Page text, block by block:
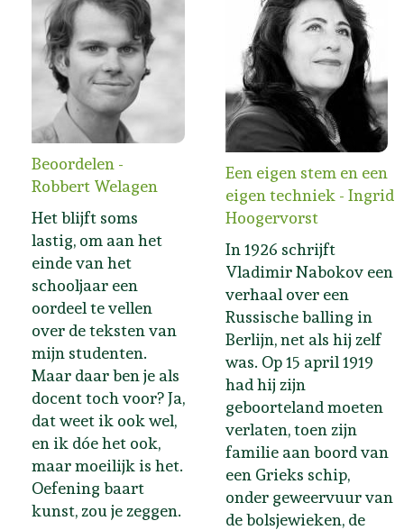
Beoordelen -
Robbert Welagen
Het blijft soms
lastig, om aan het
einde van het
schooljaar een
oordeel te vellen
over de teksten van
mijn studenten.
Maar daar ben je als
docent toch voor? Ja,
dat weet ik ook wel,
en ik dóe het ook,
maar moeilijk is het.
Oefening baart
kunst, zou je zeggen.
Een eigen stem en een
eigen techniek - Ingrid
Hoogervorst
In 1926 schrijft
Vladimir Nabokov een
verhaal over een
Russische balling in
Berlijn, net als hij zelf
was. Op 15 april 1919
had hij zijn
geboorteland moeten
verlaten, toen zijn
familie aan boord van
een Grieks schip,
onder geweervuur van
de bolsjewieken, de